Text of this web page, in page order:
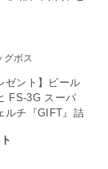
グボス
ゼント】ビール
FS-3G スーパ
ルチ『GIFT』詰